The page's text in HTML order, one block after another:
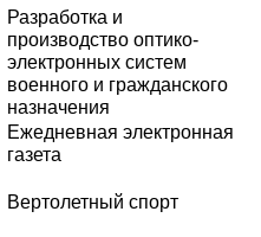
Разработка и
производство оптико-
электронных систем
военного и гражданского
назначения
Ежедневная электронная
газета
Вертолетный спорт